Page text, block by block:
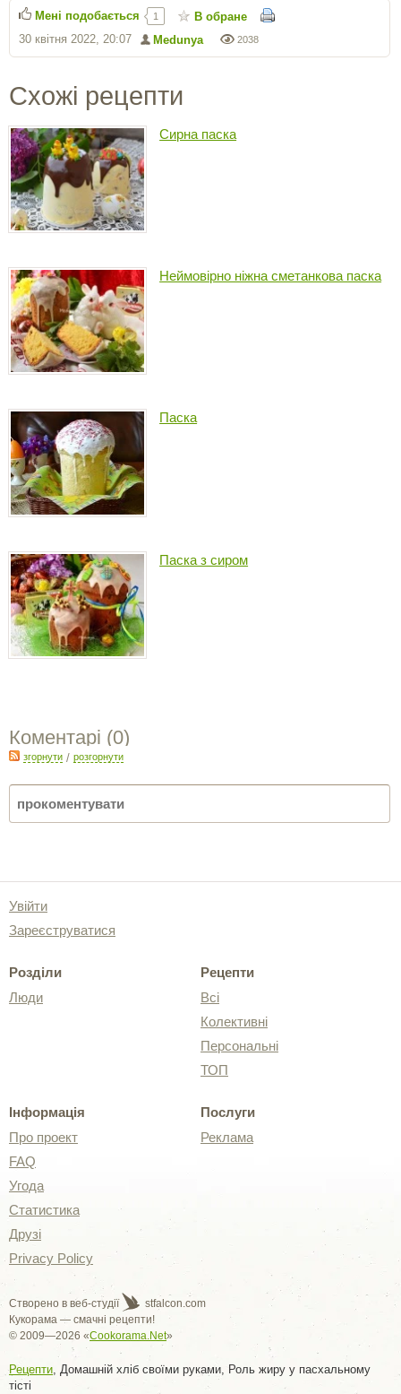
2038
Medunya
30 квітня 2022, 20:07
Мені подобається 1 В обране
Схожі рецепти
Сирна паска
Неймовірно ніжна сметанкова паска
Паска
Паска з сиром
Коментарі (0)
згорнути / розгорнути
Увійти
Зареєструватися
Розділи
Люди
Рецепти
Всі
Колективні
Персональні
ТОП
Інформація
Про проект
FAQ
Угода
Статистика
Друзі
Privacy Policy
Послуги
Реклама
Створено в веб-студії
stfalcon.com
Кукорама — смачні рецепти!
© 2009—2026 «Cookorama.Net»
Рецепти , Домашній хліб своїми руками, Роль жиру у пасхальному
тісті